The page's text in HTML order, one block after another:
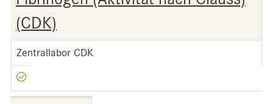
(CDK)
Zentrallabor CDK